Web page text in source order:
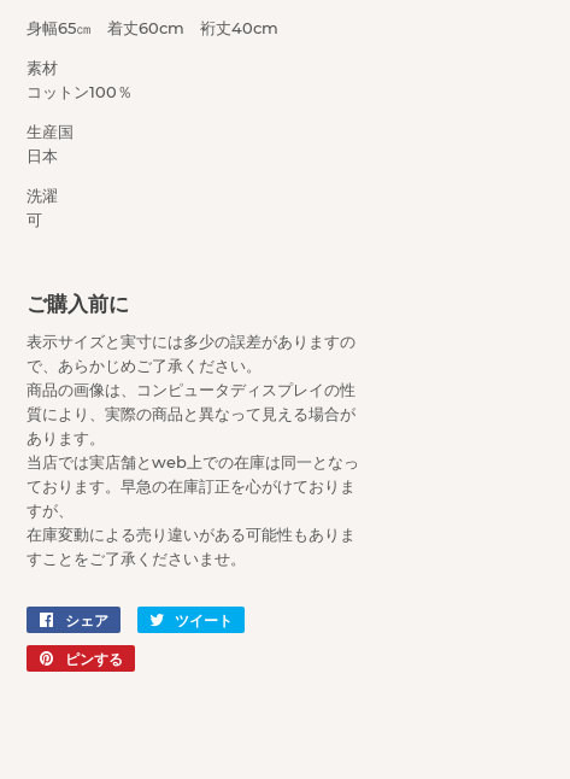
身幅65㎝ 着丈60cm 裄丈40cm
素材
コットン100％
生産国
日本
洗濯
可
ご購入前に
表示サイズと実寸には多少の誤差がありますの
で、あらかじめご了承ください。
商品の画像は、コンピュータディスプレイの性
質により、実際の商品と異なって見える場合が
あります。
当店では実店舗とweb上での在庫は同一となっ
ております。早急の在庫訂正を心がけておりま
すが、
在庫変動による売り違いがある可能性もありま
すことをご了承くださいませ。
シェア
Facebook
で
シ
ツイート
ピンする